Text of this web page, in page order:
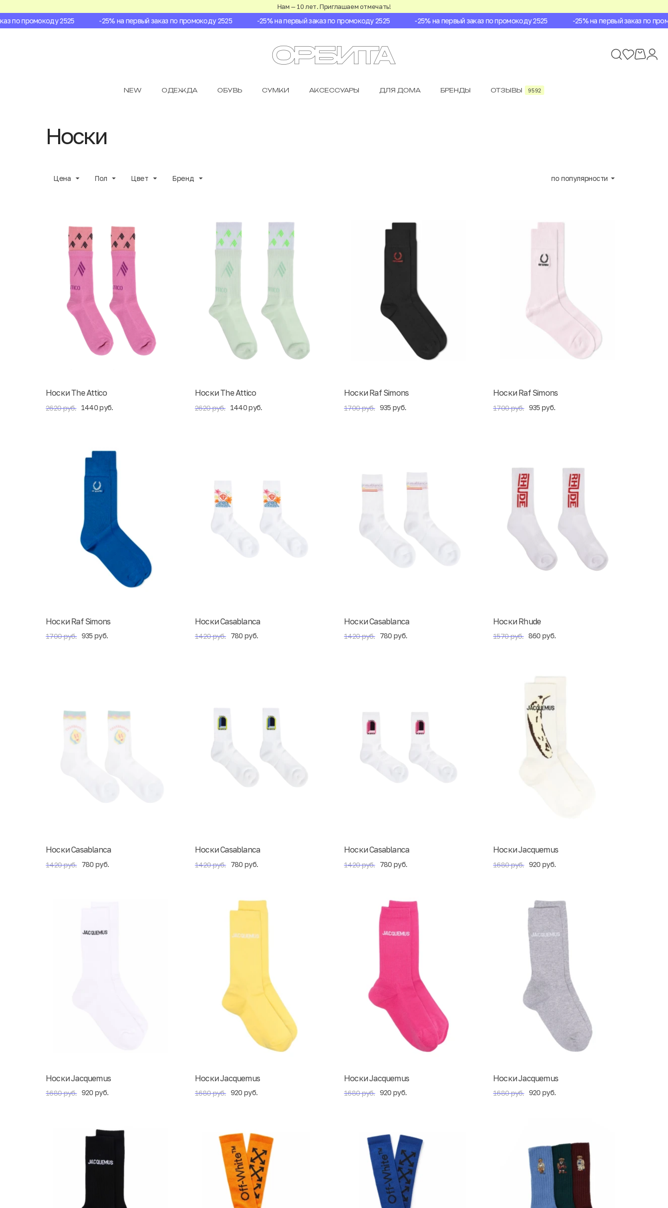
Нам — 10 лет. Приглашаем отмечать!
промокоду 2525 -25% на первый заказ по промокоду 2525 -25% на первый заказ по промокоду 2525 -25% на первый заказ по промокоду 2525 -25% на первый заказ по
NEW ОДЕЖДА ОБУВЬ СУМКИ АКСЕССУАРЫ ДЛЯ ДОМА БРЕНДЫ ОТЗЫВЫ 9592
Носки
Цена Пол Цвет Бренд по популярности
Носки The Attico
2620 руб. 1440 руб.
Носки The Attico
2620 руб. 1440 руб.
Носки Raf Simons
1700 руб. 935 руб.
Носки Raf Simons
1700 руб. 935 руб.
Носки Raf Simons
1700 руб. 935 руб.
Носки Casablanca
1420 руб. 780 руб.
Носки Casablanca
1420 руб. 780 руб.
Носки Rhude
1570 руб. 860 руб.
Носки Casablanca
1420 руб. 780 руб.
Носки Casablanca
1420 руб. 780 руб.
Носки Casablanca
1420 руб. 780 руб.
Носки Jacquemus
1680 руб. 920 руб.
Носки Jacquemus
1680 руб. 920 руб.
Носки Jacquemus
1680 руб. 920 руб.
Носки Jacquemus
1680 руб. 920 руб.
Носки Jacquemus
1680 руб. 920 руб.